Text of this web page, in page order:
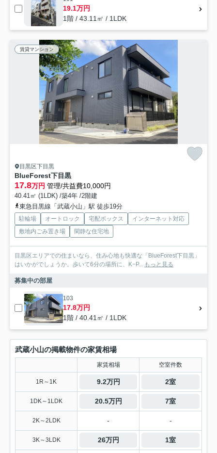
19.1万円
1階 / 43.11㎡ / 1LDK
賃貸マンション
目黒区下目黒
BlueForest下目黒
17.8万円 管理/共益費10,000円
40.41㎡ (1LDK) /築4年 /2階建
東急目黒線「武蔵小山」駅 徒歩19分
駐輪場 オートロック 宅配ボックス
インターネット対応
敷地内ごみ置き場
閑静な住宅地
目黒区エリアでの住まいなら、住み心地も快適な「BlueForest下目黒」
はいかがでしょうか。歩いて6分の場所に、K−P... もっと見る
募集中の部屋
103
17.8万円
1階 / 40.41㎡ / 1LDK
武蔵小山の掲載物件の家賃相場
家賃相場 空室件数
1R～1K 9.2万円 2室
1DK～1LDK 20.5万円 7室
2K～2LDK - -
3K～3LDK 26万円 1室